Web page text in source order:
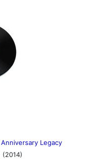
Legacy
(2014)